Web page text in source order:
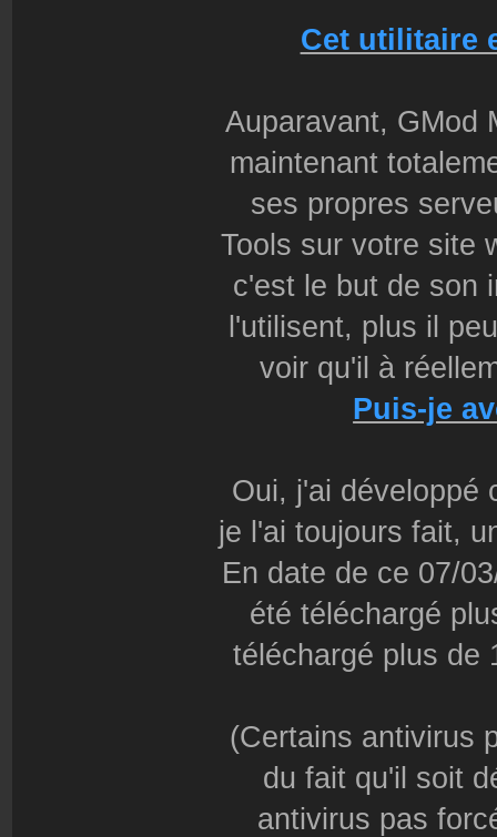
Cet utilitaire
Auparavant, GMod
maintenant
ses propres
Tools sur votre site
c'est le but de son
l'utilisent, plus il
voir qu'il à
Puis-je
Oui, j'ai développé
je l'ai toujours fait,
En date de ce 07/
été téléchargé
téléchargé plus de
(Certains antivirus
du fait qu'il soit
antivirus pas